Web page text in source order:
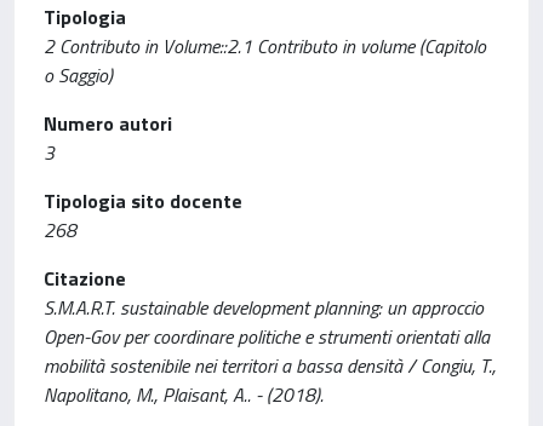
Tipologia
2 Contributo in Volume::2.1 Contributo in volume (Capitolo
o Saggio)
Numero autori
3
Tipologia sito docente
268
Citazione
S.M.A.R.T. sustainable development planning: un approccio
Open-Gov per coordinare politiche e strumenti orientati alla
mobilità sostenibile nei territori a bassa densità / Congiu, T.,
Napolitano, M., Plaisant, A.. - (2018).